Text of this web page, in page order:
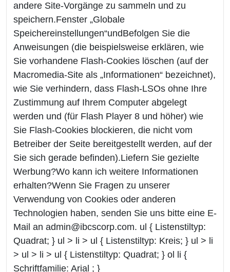
andere Site-Vorgänge zu sammeln und zu
speichern.Fenster „Globale
Speichereinstellungen“undBefolgen Sie die
Anweisungen (die beispielsweise erklären, wie
Sie vorhandene Flash-Cookies löschen (auf der
Macromedia-Site als „Informationen“ bezeichnet),
wie Sie verhindern, dass Flash-LSOs ohne Ihre
Zustimmung auf Ihrem Computer abgelegt
werden und (für Flash Player 8 und höher) wie
Sie Flash-Cookies blockieren, die nicht vom
Betreiber der Seite bereitgestellt werden, auf der
Sie sich gerade befinden).Liefern Sie gezielte
Werbung?Wo kann ich weitere Informationen
erhalten?Wenn Sie Fragen zu unserer
Verwendung von Cookies oder anderen
Technologien haben, senden Sie uns bitte eine E-
Mail an admin@ibcscorp.com. ul { Listenstiltyp:
Quadrat; } ul > li > ul { Listenstiltyp: Kreis; } ul > li
> ul > li > ul { Listenstiltyp: Quadrat; } ol li {
Schriftfamilie: Arial ; }